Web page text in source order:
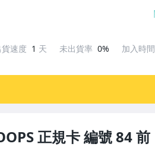
正規卡 編號 84 前
速度 1 天 未出貨率 0% 加入時間